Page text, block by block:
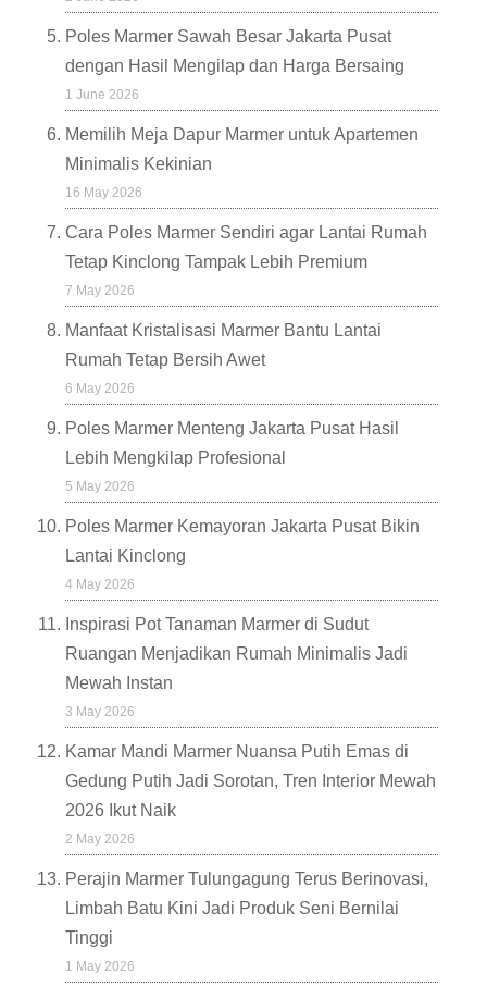
Poles Marmer Sawah Besar Jakarta Pusat
dengan Hasil Mengilap dan Harga Bersaing
1 June 2026
Memilih Meja Dapur Marmer untuk Apartemen
Minimalis Kekinian
16 May 2026
Cara Poles Marmer Sendiri agar Lantai Rumah
Tetap Kinclong Tampak Lebih Premium
7 May 2026
Manfaat Kristalisasi Marmer Bantu Lantai
Rumah Tetap Bersih Awet
6 May 2026
Poles Marmer Menteng Jakarta Pusat Hasil
Lebih Mengkilap Profesional
5 May 2026
Poles Marmer Kemayoran Jakarta Pusat Bikin
Lantai Kinclong
4 May 2026
Inspirasi Pot Tanaman Marmer di Sudut
Ruangan Menjadikan Rumah Minimalis Jadi
Mewah Instan
3 May 2026
Kamar Mandi Marmer Nuansa Putih Emas di
Gedung Putih Jadi Sorotan, Tren Interior Mewah
2026 Ikut Naik
2 May 2026
Perajin Marmer Tulungagung Terus Berinovasi,
Limbah Batu Kini Jadi Produk Seni Bernilai
Tinggi
1 May 2026